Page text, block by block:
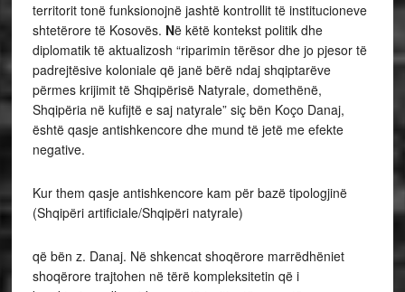
territorit tonë funksionojnë jashtë kontrollit të institucioneve
shtetërore të Kosovës. Në këtë kontekst politik dhe
diplomatik të aktualizosh “riparimin tërësor dhe jo pjesor të
padrejtësive koloniale që janë bërë ndaj shqiptarëve
përmes krijimit të Shqipërisë Natyrale, domethënë,
Shqipëria në kufijtë e saj natyrale” siç bën Koço Danaj,
është qasje antishkencore dhe mund të jetë me efekte
negative.
Kur them qasje antishkencore kam për bazë tipologjinë
(Shqipëri artificiale/Shqipëri natyrale)
që bën z. Danaj. Në shkencat shoqërore marrëdhëniet
shoqërore trajtohen në tërë kompleksitetin që i